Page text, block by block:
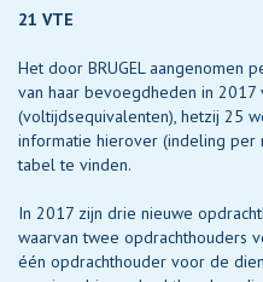
21 VTE
Het door BRUGEL aangenomen
van haar bevoegdheden in 2017
(voltijdsequivalenten), hetzij 25
informatie hierover (indeling per
tabel te vinden.
In 2017 zijn drie nieuwe
waarvan twee opdrachthouders
één opdrachthouder voor de